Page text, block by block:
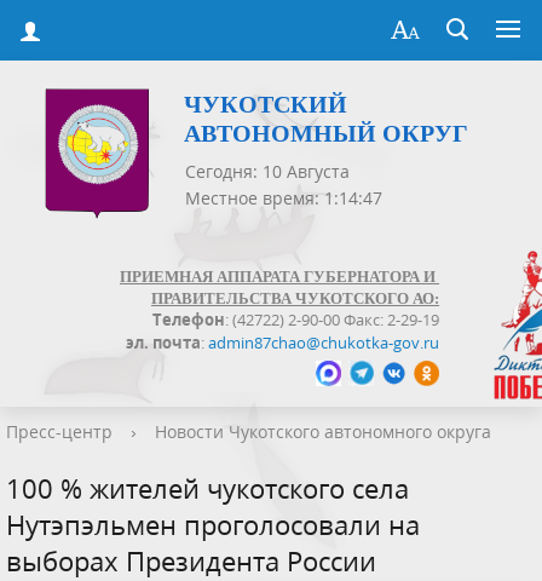
ЧУКОТСКИЙ
АВТОНОМНЫЙ ОКРУГ
Сегодня: 10 Августа
Местное время: 1:14:47
ПРИЕМНАЯ АППАРАТА ГУБЕРНАТОРА И
ПРАВИТЕЛЬСТВА ЧУКОТСКОГО АО:
Телефон: (42722) 2-90-00 Факс: 2-29-19
эл. почта:admin87chao@chukotka-gov.ru
Пресс-центр › Новости Чукотского автономного округа
100 % жителей чукотского села
Нутэпэльмен проголосовали на
выборах Президента России